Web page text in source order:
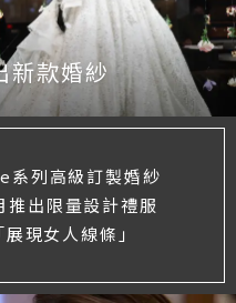
新款婚紗
列高級訂製婚紗
推出限量設計禮服
現女人線條」